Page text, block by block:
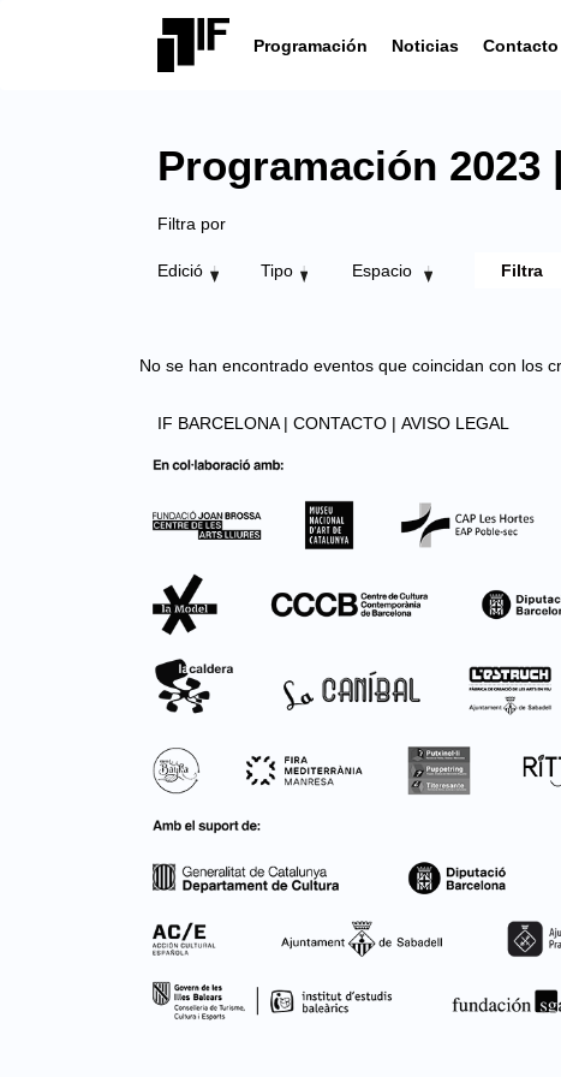
Programación Noticias Contacto
Programación 2023
Filtra por
Edició Tipo Espacio
No se han encontrado eventos que coincidan con los
IF BARCELONA | CONTACTO | AVISO LEGAL